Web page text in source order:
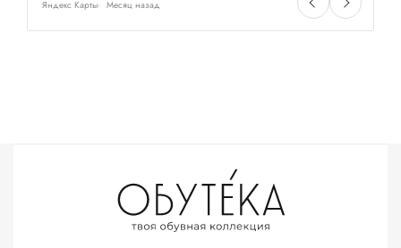
Яндекс Карты Месяц назад